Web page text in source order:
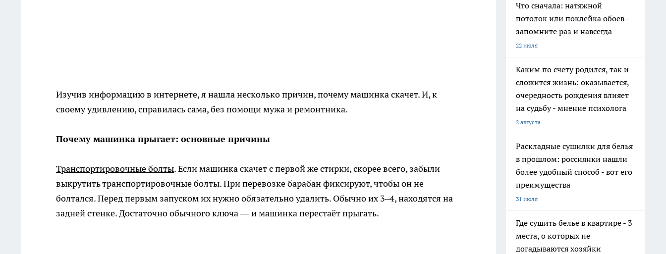
Изучив информацию в интернете, я нашла несколько причин, почему машинка скачет. И, к
своему удивлению, справилась сама, без помощи мужа и ремонтника.
Почему машинка прыгает: основные причины
Транспортировочные болты. Если машинка скачет с первой же стирки, скорее всего, забыли
выкрутить транспортировочные болты. При перевозке барабан фиксируют, чтобы он не
болтался. Перед первым запуском их нужно обязательно удалить. Обычно их 3–4, находятся на
задней стенке. Достаточно обычного ключа — и машинка перестаёт прыгать.
Что сначала: натяжной
потолок или поклейка обоев -
запомните раз и навсегда
22 июля
Каким по счету родился, так и
сложится жизнь: оказывается,
очередность рождения влияет
на судьбу - мнение психолога
2 августа
Раскладные сушилки для белья
в прошлом: россиянки нашли
более удобный способ - вот его
преимущества
31 июля
Где сушить белье в квартире - 3
места, о которых не
догадываются хозяйки